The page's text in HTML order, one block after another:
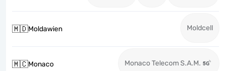
🇲🇩Moldawien Moldcell
🇲🇨Monaco Monaco Telecom S.A.M.